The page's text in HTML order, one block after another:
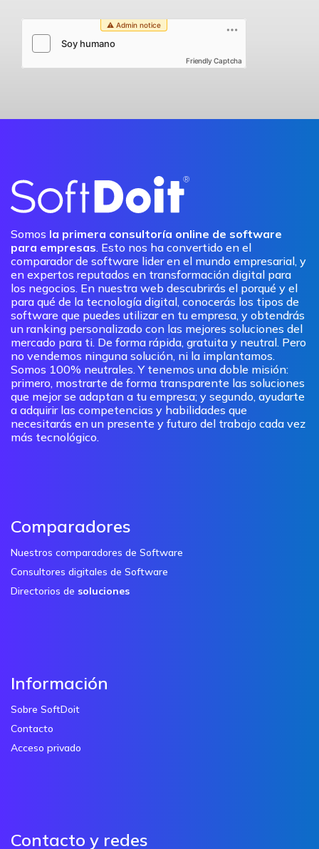
Friendly Captcha
Somos la primera consultoría online de software
para empresas. Esto nos ha convertido en el
comparador de software lider en el mundo empresarial, y
en expertos reputados en transformación digital para
los negocios. En nuestra web descubrirás el porqué y el
para qué de la tecnología digital, conocerás los tipos de
software que puedes utilizar en tu empresa, y obtendrás
un ranking personalizado con las mejores soluciones del
mercado para ti. De forma rápida, gratuita y neutral. Pero
no vendemos ninguna solución, ni la implantamos.
Somos 100% neutrales. Y tenemos una doble misión:
primero, mostrarte de forma transparente las soluciones
que mejor se adaptan a tu empresa; y segundo, ayudarte
a adquirir las competencias y habilidades que
necesitarás en un presente y futuro del trabajo cada vez
más tecnológico.
Comparadores
Nuestros comparadores de Software
Consultores digitales de Software
Directorios de soluciones
Información
Sobre SoftDoit
Contacto
Acceso privado
Contacto y redes